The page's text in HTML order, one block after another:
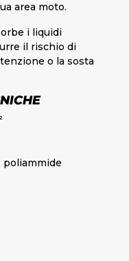
area moto.
i liquidi
il rischio di
o la sosta
poliammide